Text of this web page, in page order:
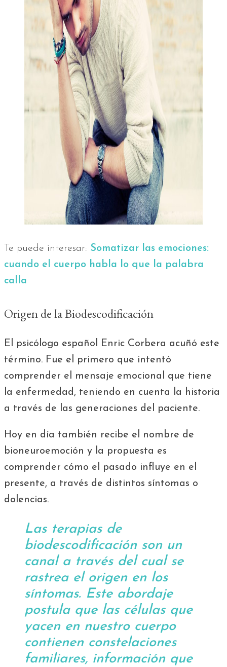
Te puede interesar: Somatizar las emociones:
cuando el cuerpo habla lo que la palabra
calla
Origen de la Biodescodificación
El psicólogo español Enric Corbera acuñó este
término. Fue el primero que intentó
comprender el mensaje emocional que tiene
la enfermedad, teniendo en cuenta la historia
a través de las generaciones del paciente.
Hoy en día también recibe el nombre de
bioneuroemoción y la propuesta es
comprender cómo el pasado influye en el
presente, a través de distintos síntomas o
dolencias.
Las terapias de
biodescodificación son un
canal a través del cual se
rastrea el origen en los
síntomas. Este abordaje
postula que las células que
yacen en nuestro cuerpo
contienen constelaciones
familiares, información que